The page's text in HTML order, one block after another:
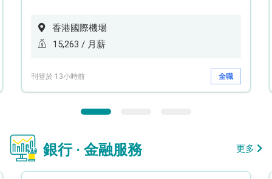
香港國際機場
15,263 / 月薪
刊登於 13小時前 全職
銀行 · 金融服務 更多